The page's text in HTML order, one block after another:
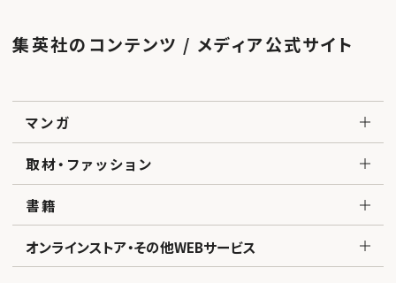
集英社のコンテンツ / メディア公式サイト
マンガ
取材・ファッション
書籍
オンラインストア・その他WEBサービス